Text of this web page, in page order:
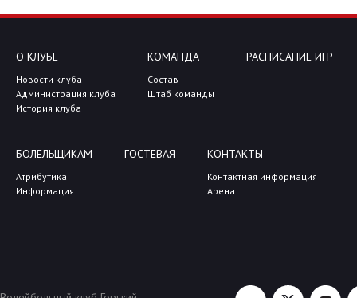
О КЛУБЕ
Новости клуба
Администрация клуба
История клуба
КОМАНДА
Состав
Штаб команды
РАСПИСАНИЕ ИГР
БОЛЕЛЬЩИКАМ
Атрибутика
Информация
ГОСТЕВАЯ КОНТАКТЫ
Контактная информация
Арена